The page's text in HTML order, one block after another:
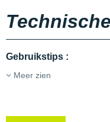
Gebruikstips :
Meer zien